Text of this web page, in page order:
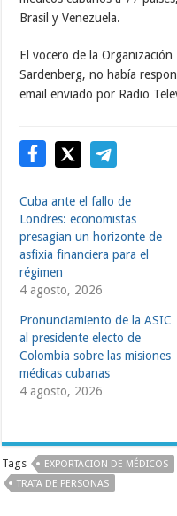
Brasil y Venezuela.
El vocero de la
Sardenberg, no había
email enviado por Radio
Cuba ante el fallo de
Londres: economistas
presagian un horizonte de
asfixia financiera para el
régimen
4 agosto, 2026
Pronunciamiento de la ASIC
al presidente electo de
Colombia sobre las misiones
médicas cubanas
4 agosto, 2026
Tags EXPORTACION DE MÉDICOS
TRATA DE PERSONAS